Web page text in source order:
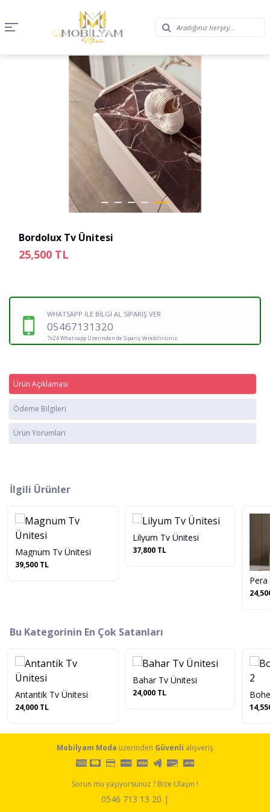
Bordolux Tv Ünitesi
25,500 TL
WHATSAPP İLE BİLGİ AL SİPARİŞ VER
05467131320
7x24 Whatsapp Üzerinden de Sipariş Verebilirsiniz.
Ürün Açıklaması
Ödeme Bilgileri
Ürün Yorumları
İlgili Ürünler
Magnum Tv Ünitesi
39,500 TL
Lilyum Tv Ünitesi
37,800 TL
Bu Kategorinin En Çok Satanları
Antantik Tv Ünitesi
24,000 TL
Bahar Tv Ünitesi
24,000 TL
Mobilyam Moda üzerinden Güvenli alışveriş
Sorun mu yaşıyorsunuz ? Bize Ulaşın !
0546 713 13 20 |